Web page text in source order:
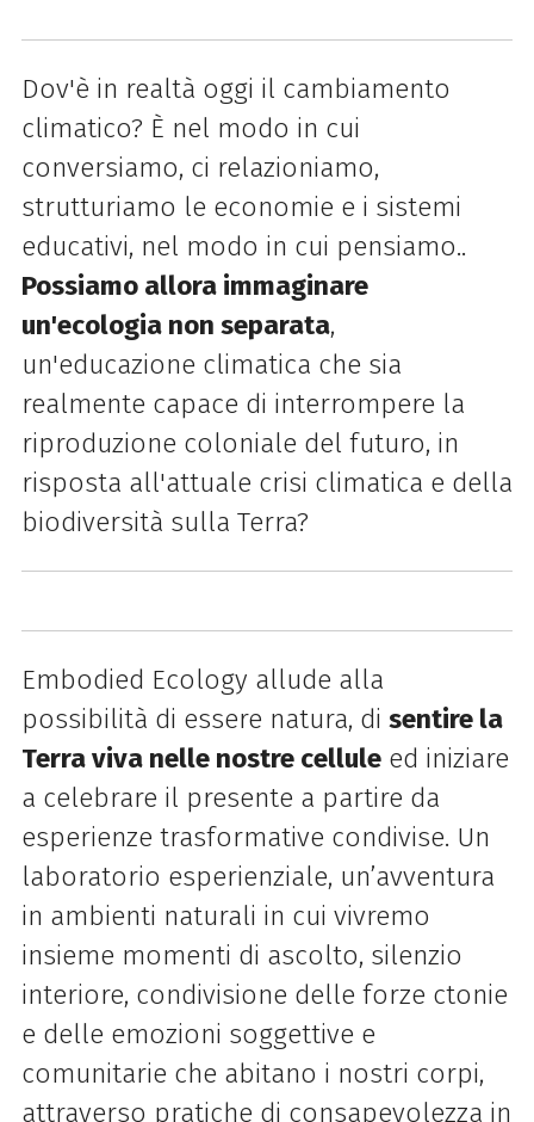
Dov'è in realtà oggi il cambiamento
climatico? È nel modo in cui
conversiamo, ci relazioniamo,
strutturiamo le economie e i sistemi
educativi, nel modo in cui pensiamo..
Possiamo allora immaginare
un'ecologia non separata,
un'educazione climatica che sia
realmente capace di interrompere la
riproduzione coloniale del futuro, in
risposta all'attuale crisi climatica e della
biodiversità sulla Terra?
Embodied Ecology allude alla
possibilità di essere natura, di sentire la
Terra viva nelle nostre celluleed iniziare
a celebrare il presente a partire da
esperienze trasformative condivise. Un
laboratorio esperienziale, un’avventura
in ambienti naturali in cui vivremo
insieme momenti di ascolto, silenzio
interiore, condivisione delle forze ctonie
e delle emozioni soggettive e
comunitarie che abitano i nostri corpi,
attraverso pratiche di consapevolezza in